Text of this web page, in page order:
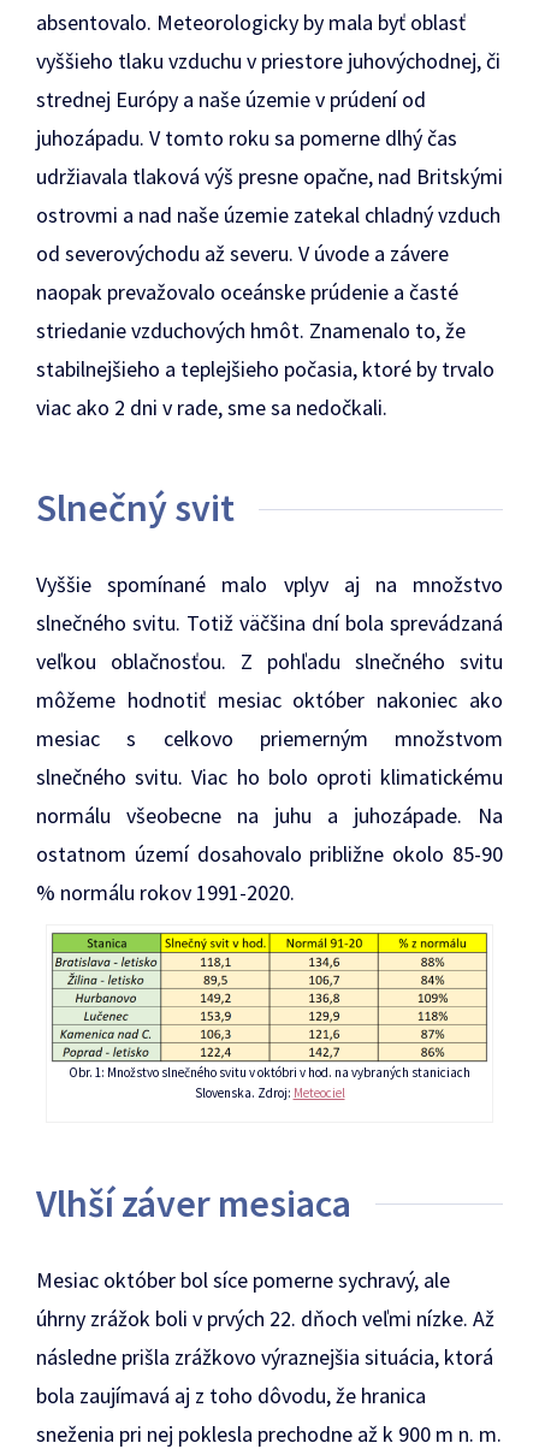
absentovalo. Meteorologicky by mala byť oblasť
vyššieho tlaku vzduchu v priestore juhovýchodnej, či
strednej Európy a naše územie v prúdení od
juhozápadu. V tomto roku sa pomerne dlhý čas
udržiavala tlaková výš presne opačne, nad Britskými
ostrovmi a nad naše územie zatekal chladný vzduch
od severovýchodu až severu. V úvode a závere
naopak prevažovalo oceánske prúdenie a časté
striedanie vzduchových hmôt. Znamenalo to, že
stabilnejšieho a teplejšieho počasia, ktoré by trvalo
viac ako 2 dni v rade, sme sa nedočkali.
Slnečný svit
Vyššie spomínané malo vplyv aj na množstvo
slnečného svitu. Totiž väčšina dní bola sprevádzaná
veľkou oblačnosťou. Z pohľadu slnečného svitu
môžeme hodnotiť mesiac október nakoniec ako
mesiac s celkovo priemerným množstvom
slnečného svitu. Viac ho bolo oproti klimatickému
normálu všeobecne na juhu a juhozápade. Na
ostatnom území dosahovalo približne okolo 85-90
% normálu rokov 1991-2020.
Obr. 1: Množstvo slnečného svitu v októbri v hod. na vybraných staniciach
Slovenska. Zdroj: Meteociel
Vlhší záver mesiaca
Mesiac október bol síce pomerne sychravý, ale
úhrny zrážok boli v prvých 22. dňoch veľmi nízke. Až
následne prišla zrážkovo výraznejšia situácia, ktorá
bola zaujímavá aj z toho dôvodu, že hranica
sneženia pri nej poklesla prechodne až k 900 m n. m.